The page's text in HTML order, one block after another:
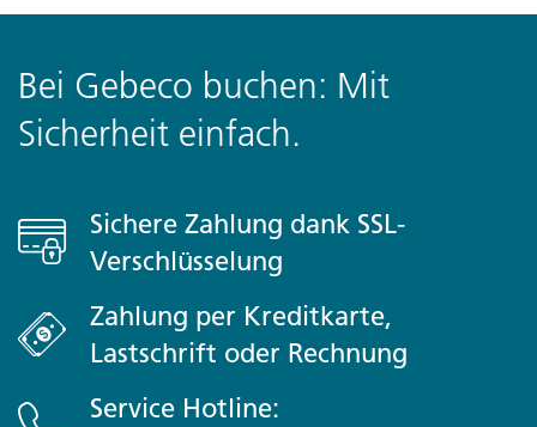
Bei Gebeco buchen: Mit
Sicherheit einfach.
Sichere Zahlung dank SSL-
Verschlüsselung
Zahlung per Kreditkarte,
Lastschrift oder Rechnung
Service Hotline: